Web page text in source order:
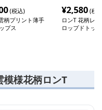
(税込)
柄プリント薄手
プス
¥2,580(税
ロンT 花柄レ
ロップドトッ
模様花柄ロンT